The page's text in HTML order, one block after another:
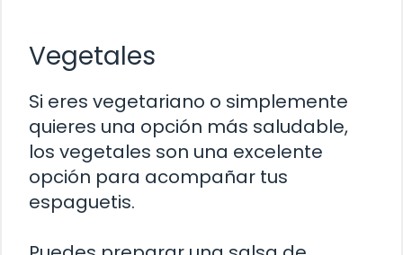
Vegetales
Si eres vegetariano o simplemente
quieres una opción más saludable,
los vegetales son una excelente
opción para acompañar tus
espaguetis.